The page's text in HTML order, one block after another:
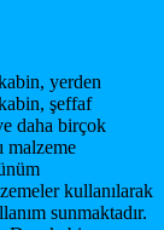
yerden
şeffaf
daha birçok
malzeme
kullanılarak
sunmaktadır.